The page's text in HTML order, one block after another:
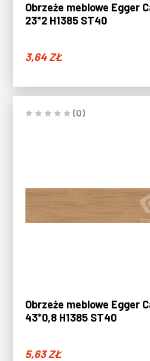
Obrzeże meblowe Egger
23*2 H1385 ST40
3,64ZŁ
(0)
Obrzeże meblowe Egger
43*0,8 H1385 ST40
5,63ZŁ